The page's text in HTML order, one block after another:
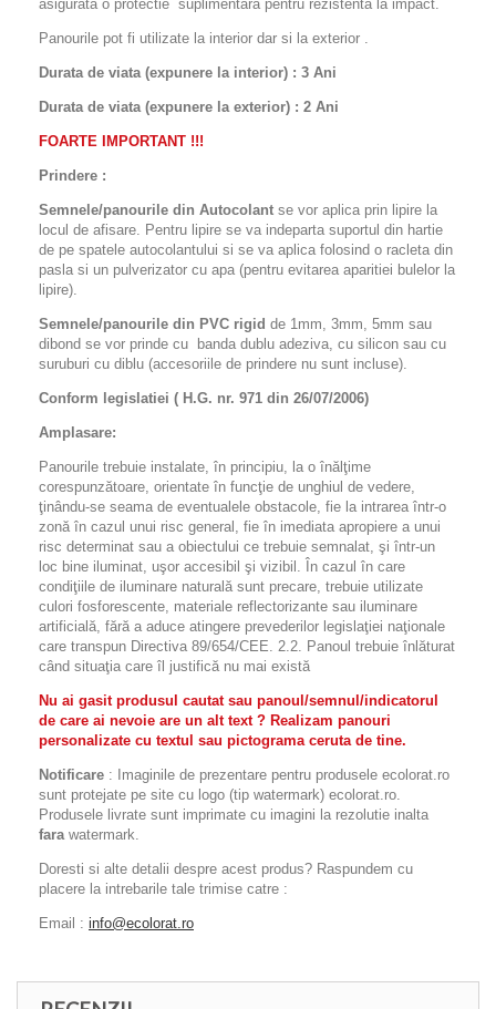
asigurata o protectie suplimentara pentru rezistenta la impact.
Panourile pot fi utilizate la interior dar si la exterior .
Durata de viata (expunere la interior) : 3 Ani
Durata de viata (expunere la exterior) : 2 Ani
FOARTE IMPORTANT !!!
Prindere :
Semnele/panourile din Autocolant se vor aplica prin lipire la
locul de afisare. Pentru lipire se va indeparta suportul din hartie
de pe spatele autocolantului si se va aplica folosind o racleta din
pasla si un pulverizator cu apa (pentru evitarea aparitiei bulelor la
lipire).
Semnele/panourile din PVC rigid de 1mm, 3mm, 5mm sau
dibond se vor prinde cu banda dublu adeziva, cu silicon sau cu
suruburi cu diblu (accesoriile de prindere nu sunt incluse).
Conform legislatiei ( H.G. nr. 971 din 26/07/2006)
Amplasare:
Panourile trebuie instalate, în principiu, la o înălţime
corespunzătoare, orientate în funcţie de unghiul de vedere,
ţinându-se seama de eventualele obstacole, fie la intrarea într-o
zonă în cazul unui risc general, fie în imediata apropiere a unui
risc determinat sau a obiectului ce trebuie semnalat, şi într-un
loc bine iluminat, uşor accesibil şi vizibil. În cazul în care
condiţiile de iluminare naturală sunt precare, trebuie utilizate
culori fosforescente, materiale reflectorizante sau iluminare
artificială, fără a aduce atingere prevederilor legislaţiei naţionale
care transpun Directiva 89/654/CEE. 2.2. Panoul trebuie înlăturat
când situaţia care îl justifică nu mai există
Nu ai gasit produsul cautat sau panoul/semnul/indicatorul
de care ai nevoie are un alt text ? Realizam panouri
personalizate cu textul sau pictograma ceruta de tine.
Notificare : Imaginile de prezentare pentru produsele ecolorat.ro
sunt protejate pe site cu logo (tip watermark) ecolorat.ro.
Produsele livrate sunt imprimate cu imagini la rezolutie inalta
fara watermark.
Doresti si alte detalii despre acest produs? Raspundem cu
placere la intrebarile tale trimise catre :
Email : info@ecolorat.ro